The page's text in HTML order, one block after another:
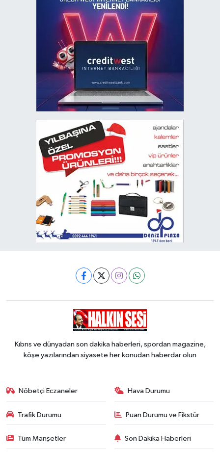
Kıbrıs ve dünyadan son dakika haberleri, spordan magazine,
köşe yazılarından siyasete her konudan haberdar olun
Nöbetçi Eczaneler Hava Durumu
Trafik Durumu Puan Durumu ve Fikstür
Tüm Manşetler Son Dakika Haberleri